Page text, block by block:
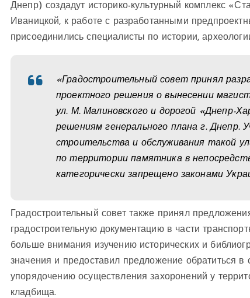
Днепр) создадут историко-культурный комплекс
Иваницкой, к работе с разработанными
присоединились специалисты по истории,
«Градостроительный совет принял
проектного решения о вынесении
ул. М. Малиновского и дорогой «Днепр-
решениям генерального плана г. Днепр.
строительства и обслуживания такой
по территории памятника в
категорически запрещено законами
Градостроительный совет также принял
градостроительную документацию в части
больше внимания изучению исторических и
значения и предоставил предложение обратиться
упорядочению осуществления захоронений у
кладбища.